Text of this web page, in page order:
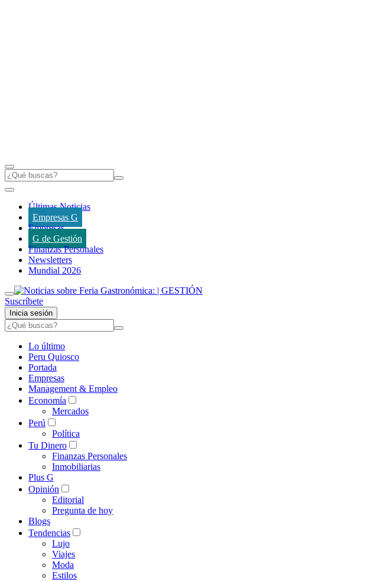
Últimas Noticias
Empresas G
Empresas
G de Gestión
Finanzas Personales
Newsletters
Mundial 2026
Suscríbete
Inicia sesión
Lo último
Peru Quiosco
Portada
Empresas
Management & Empleo
Economía
Mercados
Perú
Política
Tu Dinero
Finanzas Personales
Inmobiliarias
Plus G
Opinión
Editorial
Pregunta de hoy
Blogs
Tendencias
Lujo
Viajes
Moda
Estilos